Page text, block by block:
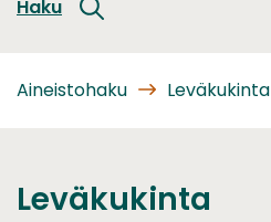
Haku
Aineistohaku Leväkukinta
Leväkukinta